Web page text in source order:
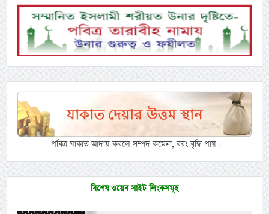
পবিত্র যাকাত আদায় করলে সম্পদ কমেনা, বরং বৃদ্ধি পায়।
বিশেষ ওয়েব সাইট লিংকসমূহ